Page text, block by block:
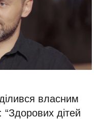
власним
дітей